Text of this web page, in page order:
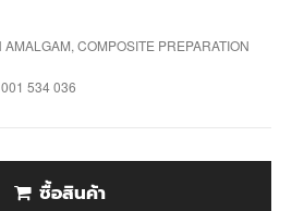
COMPOSITE PREPARATION
534 036
ซื้อสินค้า